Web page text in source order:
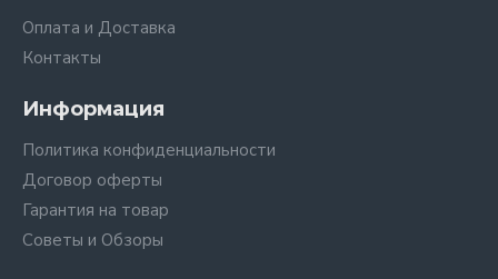
Оплата и Доставка
Контакты
Информация
Политика конфиденциальности
Договор оферты
Гарантия на товар
Советы и Обзоры